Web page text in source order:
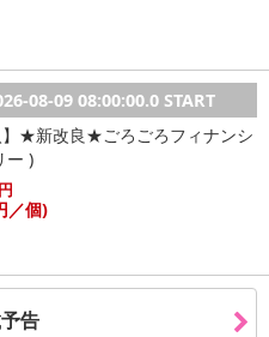
別注意事項（※必ずご確認くだ
08-09 08:00:00.0 START
】★新改良★ごろごろフィナンシ
ー )
円
／個)
告